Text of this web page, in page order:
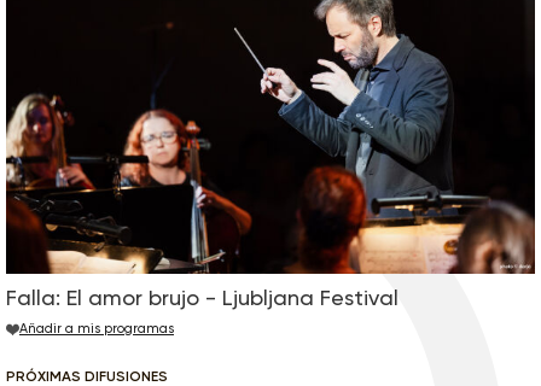
Falla: El amor brujo - Ljubljana Festival
Añadir a mis programas
PRÓXIMAS DIFUSIONES